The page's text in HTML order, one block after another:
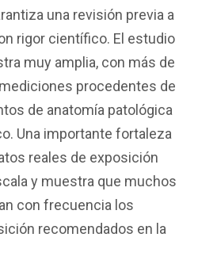
una revisión previa a
rigor científico. El estudio
muy amplia, con más de
procedentes de
de anatomía patológica
Una importante fortaleza
reales de exposición
y muestra que muchos
con frecuencia los
recomendados en la